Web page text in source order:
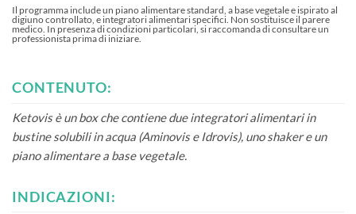
Il programma include un piano alimentare standard, a base vegetale e ispirato al
digiuno controllato, e integratori alimentari specifici. Non sostituisce il parere
medico. In presenza di condizioni particolari, si raccomanda di consultare un
professionista prima di iniziare.
CONTENUTO:
Ketovis è un box che contiene due integratori alimentari in
bustine solubili in acqua (Aminovis e Idrovis), uno shaker e un
piano alimentare a base vegetale.
INDICAZIONI: